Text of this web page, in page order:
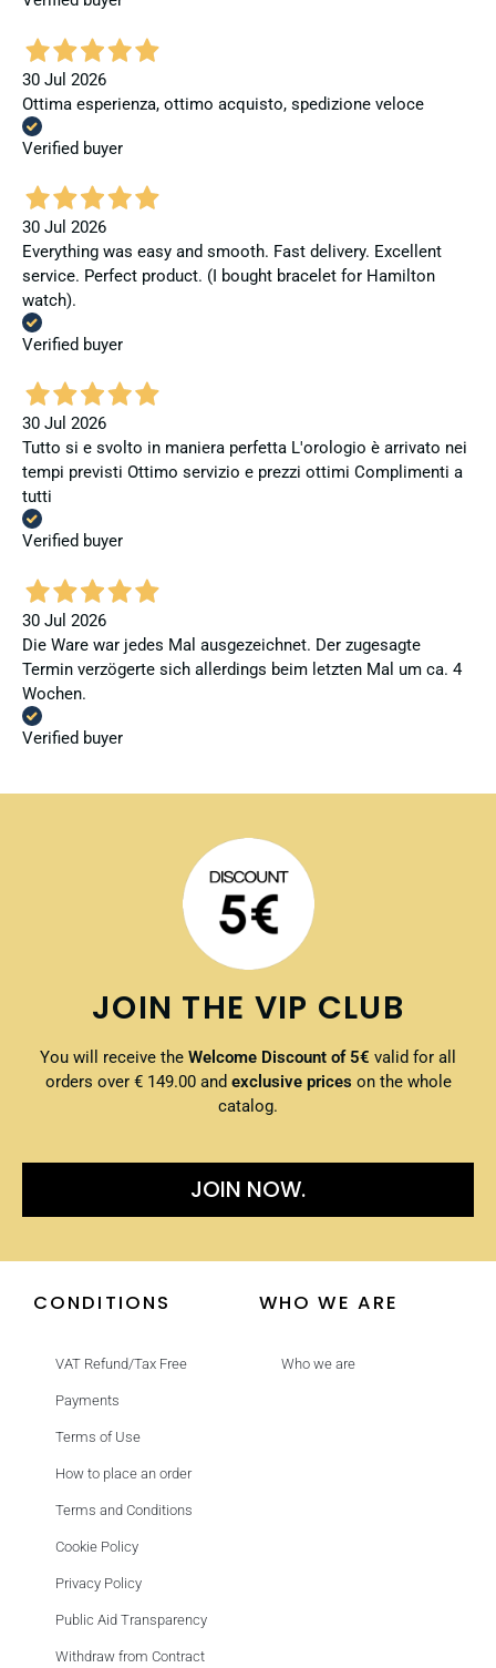
30 Jul 2026
Ottima esperienza, ottimo acquisto, spedizione veloce
Verified buyer
30 Jul 2026
Everything was easy and smooth. Fast delivery. Excellent
service. Perfect product. (I bought bracelet for Hamilton
watch).
Verified buyer
30 Jul 2026
Tutto si e svolto in maniera perfetta L'orologio è arrivato nei
tempi previsti Ottimo servizio e prezzi ottimi Complimenti a
tutti
Verified buyer
30 Jul 2026
Die Ware war jedes Mal ausgezeichnet. Der zugesagte
Termin verzögerte sich allerdings beim letzten Mal um ca. 4
Wochen.
Verified buyer
JOIN THE VIP CLUB
You will receive the Welcome Discount of 5€ valid for all
orders over € 149.00 and exclusive prices on the whole
catalog.
JOIN NOW.
CONDITIONS
VAT Refund/Tax Free
Payments
Terms of Use
How to place an order
Terms and Conditions
Cookie Policy
Privacy Policy
Public Aid Transparency
Withdraw from Contract
WHO WE ARE
Who we are